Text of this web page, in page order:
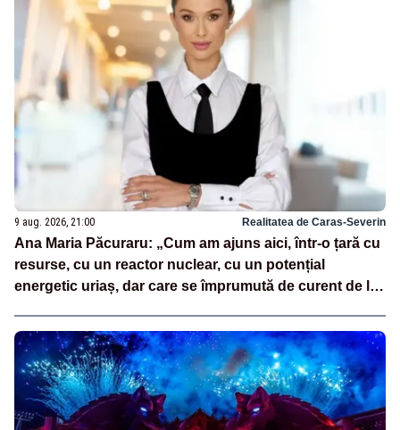
9 aug. 2026, 21:00 Realitatea de Caras-Severin
Ana Maria Păcuraru: „Cum am ajuns aici, într-o țară cu
resurse, cu un reactor nuclear, cu un potențial
energetic uriaș, dar care se împrumută de curent de la